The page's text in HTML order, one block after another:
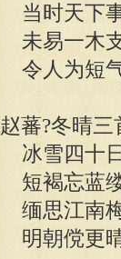
当时天下
未易一木
令人为短
赵蕃?冬晴三
冰雪四十
短褐忘蓝
缅思江南
明朝傥更